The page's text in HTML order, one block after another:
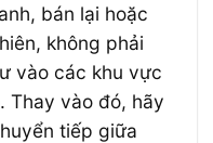
bán lại hoặc
không phải
vào các khu vực
Thay vào đó, hãy
tiếp giữa